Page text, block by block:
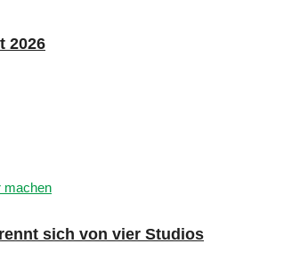
2026
sich von vier Studios